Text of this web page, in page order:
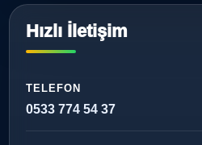
Hızlı İletişim
TELEFON
0533 774 54 37